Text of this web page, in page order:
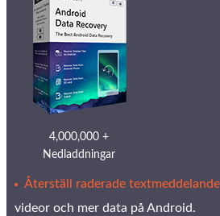
4,000,000 +
Nedladdningar
Återställ raderade
videor och mer data på Android.